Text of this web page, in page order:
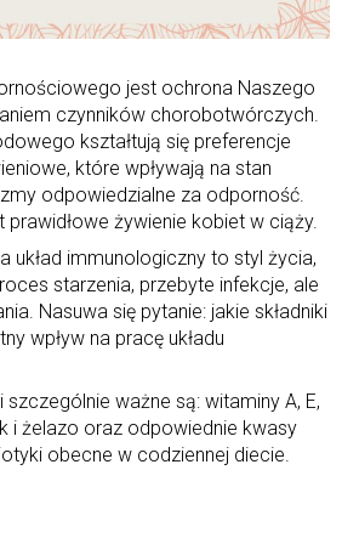
jest ochrona Naszego
czynników chorobotwórczych.
kształtują się preferencje
które wpływają na stan
odpowiedzialne za odporność.
prawidłowe żywienie kobiet w ciąży.
układ immunologiczny to styl życia,
starzenia, przebyte infekcje, ale
Nasuwa się pytanie: jakie składniki
wpływ na pracę układu
ważne są: witaminy A, E,
i żelazo oraz odpowiednie kwasy
obecne w codziennej diecie.